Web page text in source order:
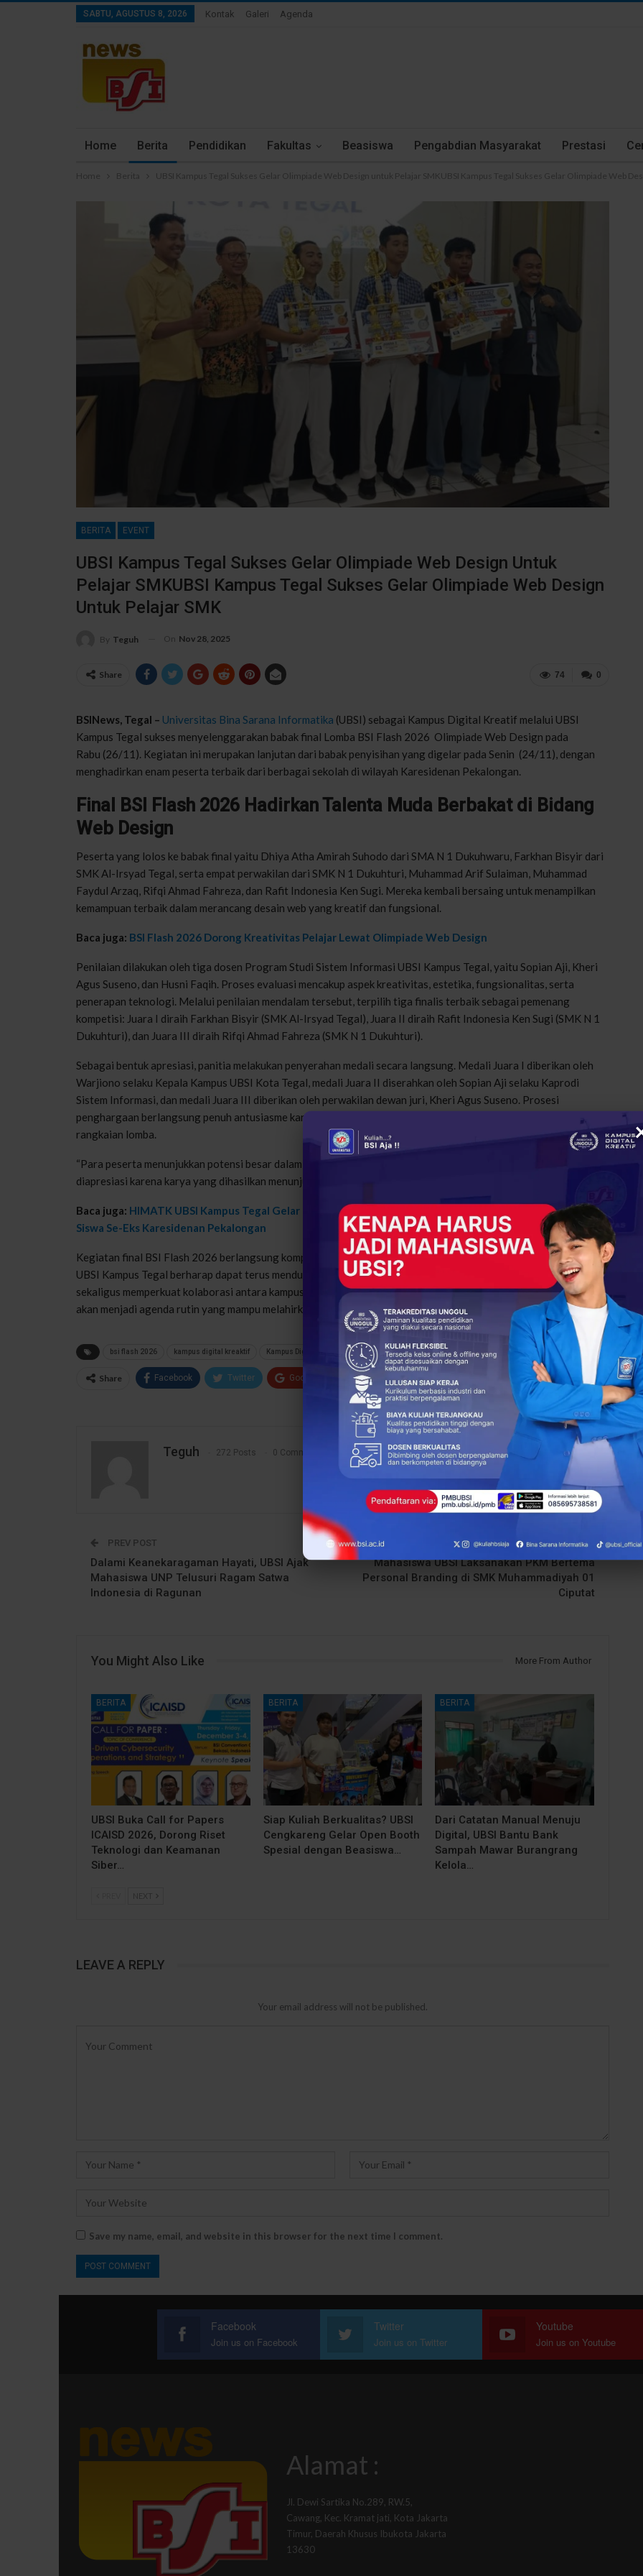
SABTU, AGUSTUS 8, 2026 Kontak Galeri Agenda
Home Berita Pendidikan Fakultas Beasiswa Pengabdian Masyarakat Prestasi
Home Berita UBSI Kampus Tegal Sukses Gelar Olimpiade Web Design untuk Pelajar SMKUBSI Kampus Tegal Sukses Gelar Olimpiade Web
BERITA EVENT
UBSI Kampus Tegal Sukses Gelar Olimpiade Web Design Untuk
Pelajar SMKUBSI Kampus Tegal Sukses Gelar Olimpiade Web Design
Untuk Pelajar SMK
By Teguh On Nov 28, 2025
0
74
Share
BSINews, Tegal – Universitas Bina Sarana Informatika (UBSI) sebagai Kampus Digital Kreatif melalui UBSI
Kampus Tegal sukses menyelenggarakan babakfinal Lomba BSI Flash 2026 Olimpiade Web Design pada
Rabu (26/11). Kegiatan ini merupakan lanjutan dari babak penyisihan yang digelar pada Senin (24/11), dengan
menghadirkan enam peserta terbaik dari berbagai sekolah di wilayah Karesidenan Pekalongan.
Final BSI Flash 2026 Hadirkan Talenta Muda Berbakat di Bidang
Web Design
Peserta yang lolos ke babakfinal yaitu Dhiya Atha Amirah Suhodo dari SMA N 1 Dukuhwaru, Farkhan Bisyir dari
SMK Al-Irsyad Tegal, serta empat perwakilan dari SMK N 1 Dukuhturi, Muhammad Arif Sulaiman, Muhammad
Faydul Arzaq, Rifqi Ahmad Fahreza, dan Rafit Indonesia Ken Sugi. Mereka kembali bersaing untuk menampilkan
kemampuan terbaik dalam merancang desain web yang kreatif dan fungsional.
Baca juga: BSI Flash 2026 Dorong Kreativitas Pelajar Lewat Olimpiade Web Design
Penilaian dilakukan oleh tiga dosen Program Studi Sistem Informasi UBSI Kampus Tegal,yaitu Sopian Aji, Kheri
Agus Suseno, dan Husni Faqih. Proses evaluasi mencakup aspek kreativitas, estetika,fungsionalitas, serta
penerapan teknologi. Melalui penilaian mendalam tersebut, terpilih tiga finalis terbaik sebagai pemenang
kompetisi: Juara I diraih Farkhan Bisyir (SMK Al-Irsyad Tegal), Juara II diraih Rafit Indonesia Ken Sugi (SMK N 1
Dukuhturi), dan Juara III diraih Rifqi Ahmad Fahreza (SMK N 1 Dukuhturi).
Sebagai bentuk apresiasi, panitia melakukan penyerahan medali secara langsung. Medali Juara I diberikan oleh
Warjiono selaku Kepala Kampus UBSI Kota Tegal, medali Juara II diserahkan oleh Sopian Aji selaku Kaprodi
Sistem Informasi, dan medali Juara III diberikan oleh perwakilan dewan juri, Kheri Agus Suseno. Prosesi
penghargaan berlangsung penuh antusiasme karena
rangkaian lomba.
“Para peserta menunjukkan potensi besar dalam bidang
diapresiasi karena karya yang dihasilkan menunjukkan
Baca juga: HIMATK UBSI Kampus Tegal Gelar Olimpiade Jaringan Komputer Berhadiah Rp21 Juta untuk
Siswa Se-Eks Karesidenan Pekalongan
Kegiatan final BSI Flash 2026 berlangsung kompetitif namuntetap menjunjungsportivitas.Melalui ajangini,
UBSI Kampus Tegal berharap dapat terus mendukung pengembangan digitalpelajar
sekaligus memperkuat kolaborasi antara kampus sekolahdi wilayahsekitar.Panitiaoptimisbahwalombaini
akan menjadi agenda rutin yang mampu melahirkan talenta-talentabarudibidang sistem informasi.(Teguh)
bsi flash 2026 kampus digital kreaktif Kampus Digital Kreatif Universitas BSI
0
74
Share Facebook Twitter Google+ ReddIt
Teguh 272 Posts 0 Comments
PREV POST
Dalami Keanekaragaman Hayati, UBSI Ajak
Mahasiswa UNP Telusuri Ragam Satwa
Indonesia di Ragunan
NEXT POST
Mahasiswa UBSI Laksanakan PKM Bertema
Personal Branding di SMK Muhammadiyah 01
Ciputat
You Might Also Like More From Author
BERITA
UBSI Buka Call for Papers
ICAISD 2026, Dorong Riset
Teknologi dan Keamanan
Siber…
BERITA
Siap Kuliah Berkualitas? UBSI
Cengkareng Gelar Open Booth
Spesial dengan Beasiswa…
BERITA
Dari Catatan Manual Menuju
Digital, UBSI Bantu Bank
Sampah Mawar Burangrang
Kelola…
NEXT
LEAVE A REPLY
Your email address will not be published.
Save my name, email, and website in this browser for the next time I comment.
Facebook
Join us on Facebook
Twitter
Join us on Twitter
Youtube
Join us on Youtube
Alamat :
Jl. Dewi Sartika No.289, RW.5,
Cawang, Kec. Kramat jati, Kota Jakarta
Timur, Daerah Khusus Ibukota Jakarta
13630